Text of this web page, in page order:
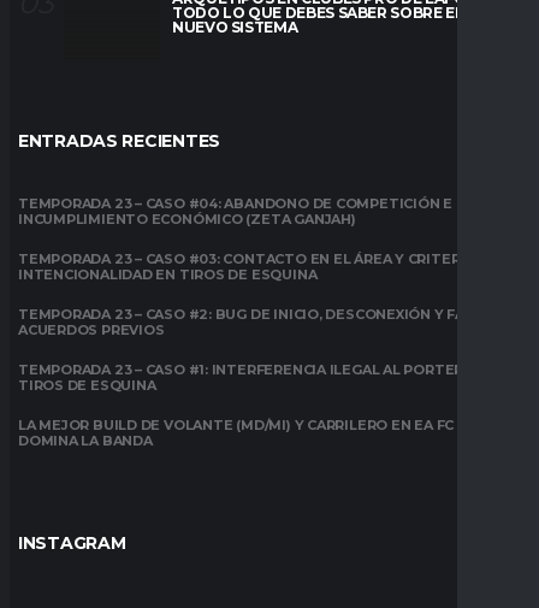
TODO LO QUE DEBES SABER SOBRE EL
NUEVO SISTEMA
ENTRADAS RECIENTES
TEMPORADA 23 – CASO #04: ABANDONO DE COMPETICIÓN E
INCUMPLIMIENTO ECONÓMICO (ZETA GANJAH)
TEMPORADA 23 – CASO #03: CONTACTO EN EL ÁREA Y CRITERIO DE
INTENCIONALIDAD EN TIROS DE ESQUINA
TEMPORADA 23 – CASO #2: BUG DE INICIO, DESCONEXIÓN Y FALTA DE
ACUERDOS PREVIOS
TEMPORADA 23 – CASO #1: INTERFERENCIA ILEGAL AL PORTERO EN
TIROS DE ESQUINA
LA MEJOR BUILD DE VOLANTE (MD/MI) Y CARRILERO EN EA FC 26:
DOMINA LA BANDA
INSTAGRAM